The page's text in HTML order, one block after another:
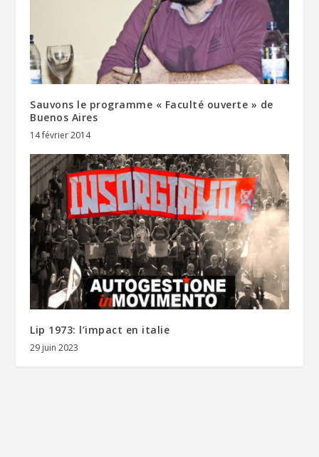
Sauvons le programme « Faculté ouverte » de
Buenos Aires
14 février 2014
Lip 1973: l’impact en italie
29 juin 2023